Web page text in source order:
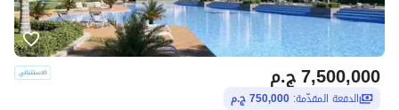
ج.م7,500,000
الدفعة المقدّمة: 750,000 ج.م